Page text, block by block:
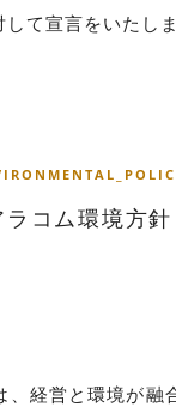
して宣言をいたしま
I RO N M E N TA L PO L I C
ラ コ ム環境方針
、経営と環境が融